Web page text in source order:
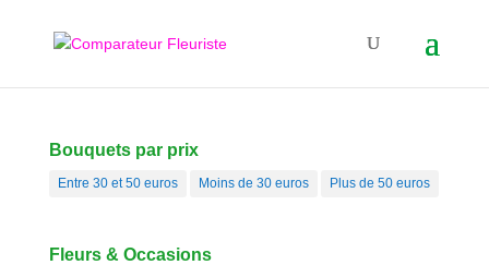
Bouquets par prix
Entre 30 et 50 euros Moins de 30 euros Plus de 50 euros
Fleurs & Occasions